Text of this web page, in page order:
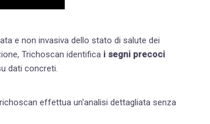
e non invasiva dello stato di salute dei
Trichoscan identifica i segni precoci
dati concreti.
effettua un'analisi dettagliata senza